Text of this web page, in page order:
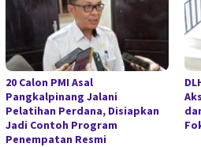
20 Calon PMI Asal
Pangkalpinang Jalani
Pelatihan Perdana, Disiapkan
Jadi Contoh Program
Penempatan Resmi